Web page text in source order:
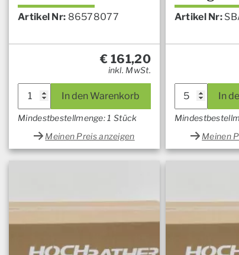
Artikel Nr: 86578077
€ 161,20
inkl. MwSt.
In den Warenkorb
Mindestbestellmenge: 1 Stück
Meinen Preis anzeigen
Artikel Nr:
In
Meinen